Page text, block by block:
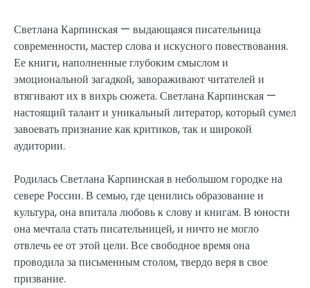
Светлана Карпинская — выдающаяся писательница
современности, мастер слова и искусного повествования.
Ее книги, наполненные глубоким смыслом и
эмоциональной загадкой, завораживают читателей и
втягивают их в вихрь сюжета. Светлана Карпинская —
настоящий талант и уникальный литератор, который сумел
завоевать признание как критиков, так и широкой
аудитории.
Родилась Светлана Карпинская в небольшом городке на
севере России. В семью, где ценились образование и
культура, она впитала любовь к слову и книгам. В юности
она мечтала стать писательницей, и ничто не могло
отвлечь ее от этой цели. Все свободное время она
проводила за письменным столом, твердо веря в свое
призвание.